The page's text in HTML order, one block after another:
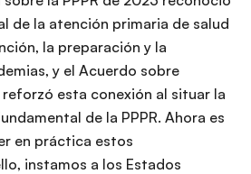
de la atención primaria de salud
la preparación y la
y el Acuerdo sobre
esta conexión al situar la
de la PPPR. Ahora es
en práctica estos
instamos a los Estados